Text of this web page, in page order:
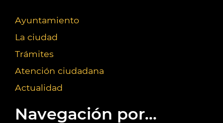
Ayuntamiento
La ciudad
Trámites
Atención ciudadana
Actualidad
Navegación por...